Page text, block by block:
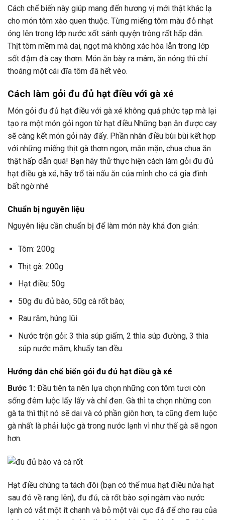
Cách chế biến này giúp mang đến hương vị mới thật khác lạ
cho món tôm xào quen thuộc. Từng miếng tôm màu đỏ nhạt
óng lên trong lớp nước xốt sánh quyện trông rất hấp dẫn.
Thịt tôm mềm mà dai, ngọt mà không xác hòa lẫn trong lớp
sốt đậm đà cay thơm. Món ăn bày ra mâm, ăn nóng thì chỉ
thoáng một cái đĩa tôm đã hết vèo.
Cách làm gỏi đu đủ hạt điều với gà xé
Món gỏi đu đủ hạt điều với gà xé không quá phức tạp mà lại
tạo ra một món gỏi ngon từ hạt điều.Những bạn ăn được cay
sẽ càng kết món gỏi này đấy. Phần nhân điều bùi bùi kết hợp
với những miếng thịt gà thơm ngon, mằn mặn, chua chua ăn
thật hấp dẫn quá! Bạn hãy thử thực hiện cách làm gỏi đu đủ
hạt điều gà xé, hãy trổ tài nấu ăn của mình cho cả gia đình
bất ngờ nhé
Chuẩn bị nguyên liệu
Nguyên liệu cần chuẩn bị để làm món này khá đơn giản:
Tôm: 200g
Thịt gà: 200g
Hạt điều: 50g
50g đu đủ bào, 50g cà rốt bào;
Rau răm, húng lũi
Nước trộn gỏi: 3 thìa súp giấm, 2 thìa súp đường, 3 thìa
súp nước mắm, khuấy tan đều.
Hướng dẫn chế biến gỏi đu đủ hạt điều gà xé
Bước 1: Đầu tiên ta nên lựa chọn những con tôm tươi còn
sống đêm luộc lấy lấy và chỉ đen. Gà thì ta chọn những con
gà ta thì thịt nó sẽ dai và có phần giòn hơn, ta cũng đem luộc
gà nhất là phải luộc gà trong nước lạnh vì như thế gà sẽ ngon
hơn.
Hạt điều chúng ta tách đôi (bạn có thể mua hạt điều nửa hạt
sau đó về rang lên), đu đủ, cà rốt bào sợi ngâm vào nước
lạnh có vắt một ít chanh và bỏ một vài cục đá để cho rau của